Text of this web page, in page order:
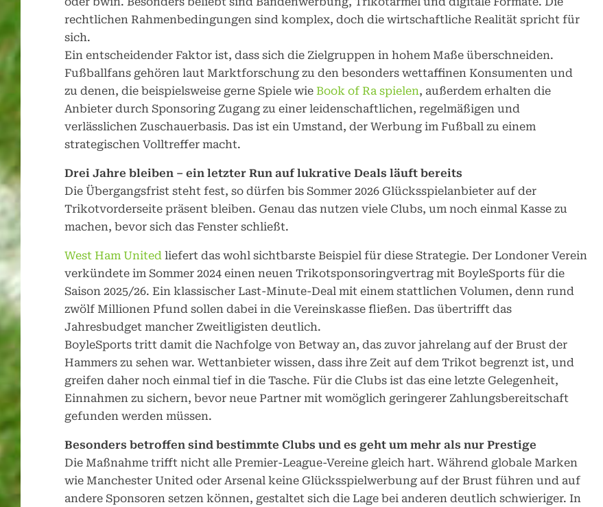
rechtlichen Rahmenbedingungen sind komplex, doch die wirtschaftliche Realität spricht für
sich.
Ein entscheidender Faktor ist, dass sich die Zielgruppen in hohem Maße überschneiden.
Fußballfans gehören laut Marktforschung zu den besonders wettaffinen Konsumenten und
zu denen, die beispielsweise gerne Spiele wieBook of Ra spielen, außerdem erhalten die
Anbieter durch Sponsoring Zugang zu einer leidenschaftlichen, regelmäßigen und
verlässlichen Zuschauerbasis. Das ist ein Umstand, der Werbung im Fußball zu einem
strategischen Volltreffer macht.
Drei Jahre bleiben – ein letzter Run auf lukrative Deals läuft bereits
Die Übergangsfrist steht fest, so dürfen bis Sommer 2026 Glücksspielanbieter auf der
Trikotvorderseite präsent bleiben. Genau das nutzen viele Clubs, um noch einmal Kasse zu
machen, bevor sich das Fenster schließt.
West Ham United liefert das wohl sichtbarste Beispiel für diese Strategie. Der Londoner Verein
verkündete im Sommer 2024 einen neuen Trikotsponsoringvertrag mit BoyleSports für die
Saison 2025/26. Ein klassischer Last-Minute-Deal mit einem stattlichen Volumen, denn rund
zwölf Millionen Pfund sollen dabei in die Vereinskasse fließen. Das übertrifft das
Jahresbudget mancher Zweitligisten deutlich.
BoyleSports tritt damit die Nachfolge von Betway an, das zuvor jahrelang auf der Brust der
Hammers zu sehen war. Wettanbieter wissen, dass ihre Zeit auf dem Trikot begrenzt ist, und
greifen daher noch einmal tief in die Tasche. Für die Clubs ist das eine letzte Gelegenheit,
Einnahmen zu sichern, bevor neue Partner mit womöglich geringerer Zahlungsbereitschaft
gefunden werden müssen.
Besonders betroffen sind bestimmte Clubs und es geht um mehr als nur Prestige
Die Maßnahme trifft nicht alle Premier-League-Vereine gleich hart. Während globale Marken
wie Manchester United oder Arsenal keine Glücksspielwerbung auf der Brust führen und auf
andere Sponsoren setzen können, gestaltet sich die Lage bei anderen deutlich schwieriger. In